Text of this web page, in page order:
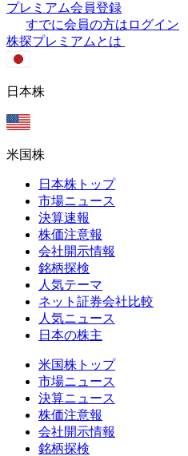
プレミアム会員登録
すでに会員の方はログイン
株探プレミアムとは
日本株
米国株
日本株トップ
市場ニュース
決算速報
株価注意報
会社開示情報
銘柄探検
人気テーマ
ネット証券会社比較
人気ニュース
日本の株主
米国株トップ
市場ニュース
決算ニュース
株価注意報
会社開示情報
銘柄探検